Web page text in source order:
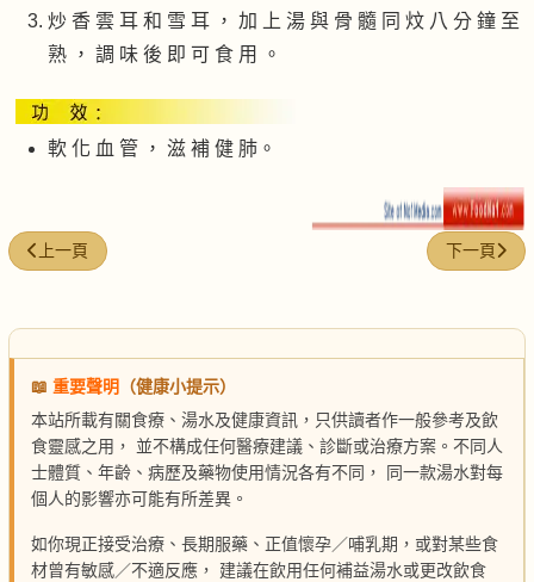
炒 香 雲 耳 和 雪 耳 ， 加 上 湯 與 骨 髓 同 炆 八 分 鐘 至
熟 ， 調 味 後 即 可 食 用 。
軟 化 血 管 ， 滋 補 健 肺。
上一篇文章: 炆三鮮
上一頁 下一篇文章
下一頁
📖 重要聲明
（健康小提示）
本站所載有關食療、湯水及健康資訊，只供讀者作一般參考及飲
食靈感之用， 並不構成任何醫療建議、診斷或治療方案。不同人
士體質、年齡、病歷及藥物使用情況各有不同， 同一款湯水對每
個人的影響亦可能有所差異。
如你現正接受治療、長期服藥、正值懷孕／哺乳期，或對某些食
材曾有敏感／不適反應， 建議在飲用任何補益湯水或更改飲食